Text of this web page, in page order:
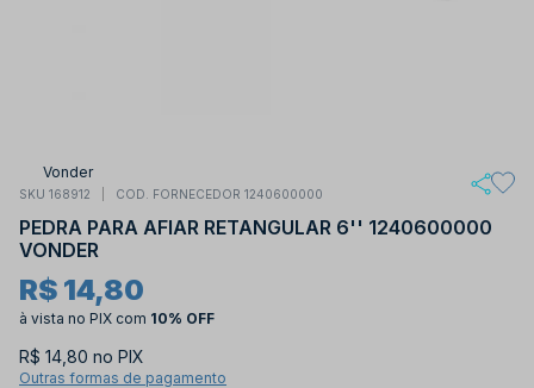
Vonder
SKU 168912 COD. FORNECEDOR 1240600000
PEDRA PARA AFIAR RETANGULAR 6'' 1240600000
VONDER
R$ 14,80
à vista no PIX com 10% OFF
R$ 14,80 no PIX
Outras formas de pagamento